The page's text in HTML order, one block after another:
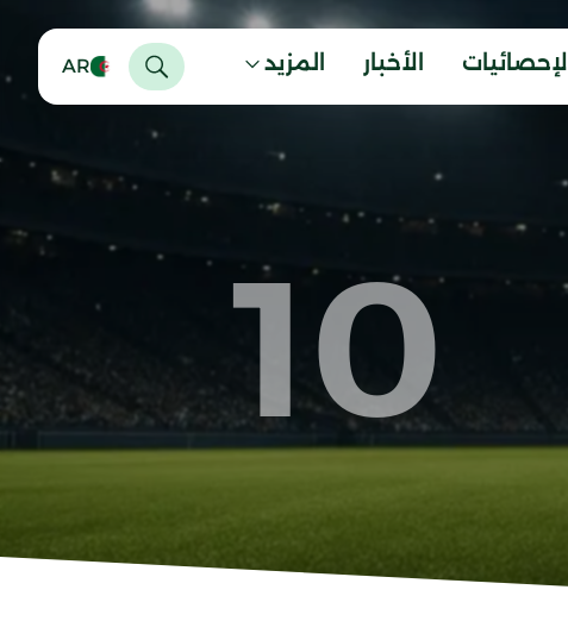
الإحصائيات الأخبار المزيد AR
10